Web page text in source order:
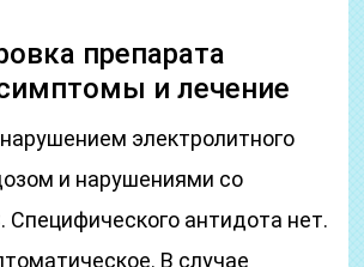
препарата
и лечение
электролитного
и нарушениями со
антидота нет.
В случае